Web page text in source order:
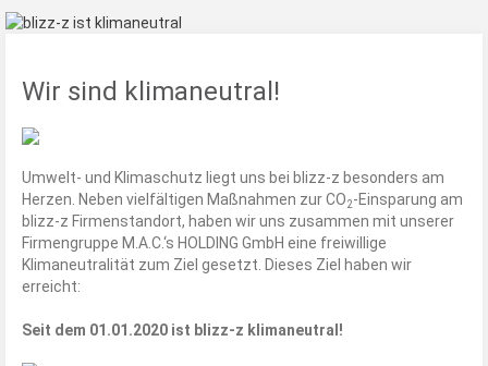
Wir sind klimaneutral!
Umwelt- und Klimaschutz liegt uns bei blizz-z besonders am
Herzen. Neben vielfältigen Maßnahmen zur CO2-Einsparung am
blizz-z Firmenstandort, haben wir uns zusammen mit unserer
Firmengruppe M.A.C.‘s HOLDING GmbH eine freiwillige
Klimaneutralität zum Ziel gesetzt. Dieses Ziel haben wir
erreicht:
Seit dem 01.01.2020 ist blizz-z klimaneutral!